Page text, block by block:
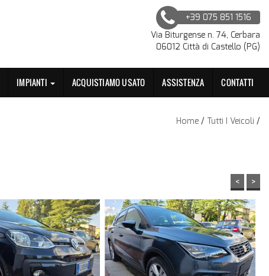
+39 075 851 1516
Via Biturgense n. 74, Cerbara
06012 Città di Castello (PG)
IMPIANTI ACQUISTIAMO USATO ASSISTENZA CONTATTI
Home / Tutti I Veicoli /
< >